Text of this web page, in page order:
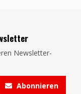
Newsletter-
Abonnieren